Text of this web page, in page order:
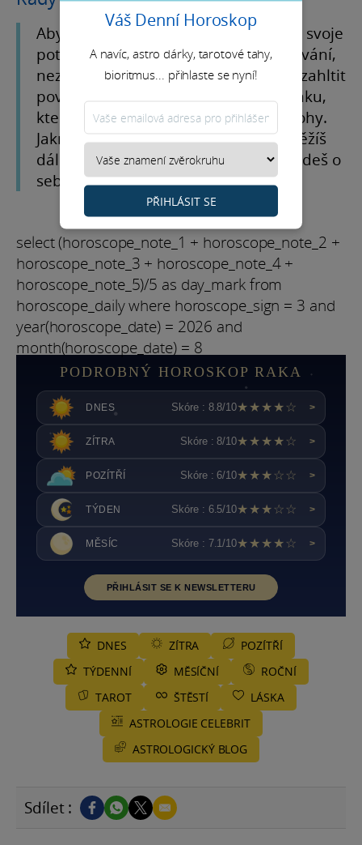
Aby sis udržel rovnováhu, poslouchej svoje
potřeby. I když máš energie na rozdávání,
nezapomínej si odlehčit a nenech se zahltit
povinnostmi. Dopřej si chvíle odpočinku,
které tě dobije a postaví zpátky na nohy.
Jakmile tuhle rovnováhu najdeš, poběžíš
dál v klidném tempu a zároveň se budeš o
sebe dobře starat.
select (horoscope_note_1 + horoscope_note_2 +
horoscope_note_3 + horoscope_note_4 +
horoscope_note_5)/5 as day_mark from
horoscope_daily where horoscope_sign = 3 and
year(horoscope_date) = 2026 and
month(horoscope_date) = 8
PODROBNÝ HOROSKOP RAKA
DNES Skóre : 8.8/10★★★★☆ >
ZÍTRA Skóre : 8/10★★★★☆ >
POZÍTŘÍ Skóre : 6/10★★★☆☆ >
TÝDEN Skóre : 6.5/10★★★☆☆ >
MĚSÍC Skóre : 7.1/10★★★★☆ >
PŘIHLÁSIT SE K NEWSLETTERU
DNES ZÍTRA
POZÍTŘÍ
TÝDENNÍ
MĚSÍČNÍ
ROČNÍ
TAROT
ŠTĚSTÍ
LÁSKA
ASTROLOGIE CELEBRIT
ASTROLOGICKÝ BLOG
Sdílet :
Váš Denní Horoskop
A navíc, astro dárky, tarotové tahy,
bioritmus... přihlaste se nyní!
PŘIHLÁSIT SE